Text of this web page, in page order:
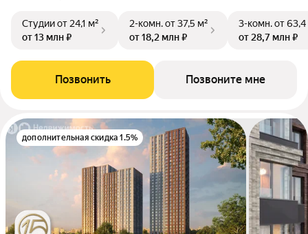
Студииот 24,1 м²
от 13 млн ₽
2-комн.от 37,5 м²
от 18,2 млн ₽
3-комн.от 63,4
от 28,7 млн ₽
Позвонить Позвоните мне
дополнительная скидка 1.5%